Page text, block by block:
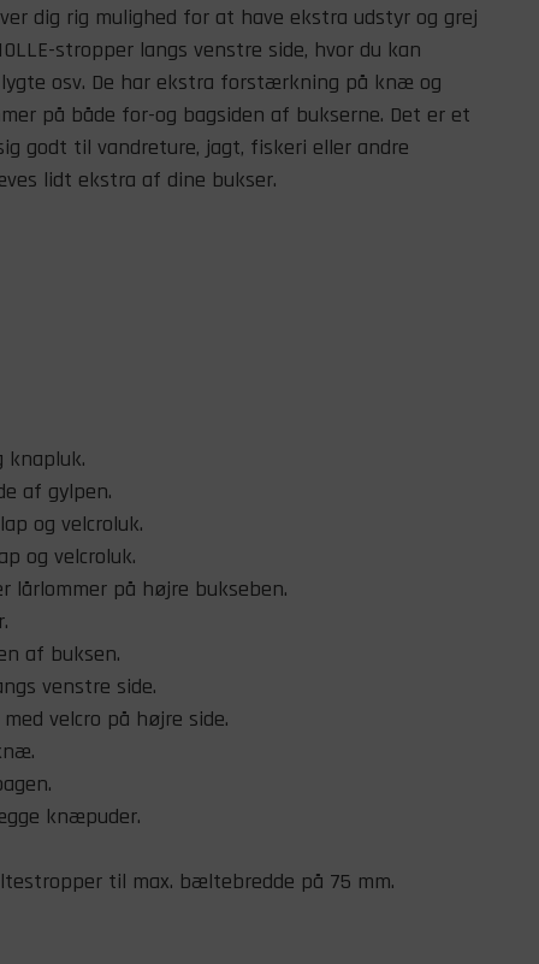
dig rig mulighed for at have ekstra udstyr og grej
stropper langs venstre side, hvor du kan
osv. De har ekstra forstærkning på knæ og
på både for-og bagsiden af bukserne. Det er et
godt til vandreture, jagt, fiskeri eller andre
lidt ekstra af dine bukser.
knapluk.
af gylpen.
og velcroluk.
og velcroluk.
lårlommer på højre bukseben.
af buksen.
venstre side.
velcro på højre side.
knæpuder.
til max. bæltebredde på 75 mm.